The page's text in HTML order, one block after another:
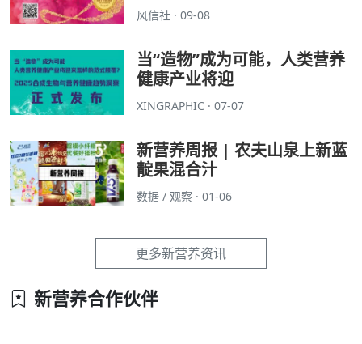
风信社 · 09-08
当“造物”成为可能，人类营养
健康产业将迎
XINGRAPHIC · 07-07
新营养周报 | 农夫山泉上新蓝
靛果混合汁
数据 / 观察 · 01-06
更多新营养资讯
新营养合作伙伴